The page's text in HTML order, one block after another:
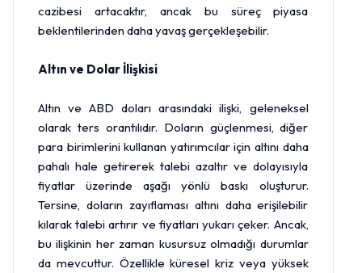
cazibesi artacaktır, ancak bu süreç piyasa
beklentilerinden daha yavaş gerçekleşebilir.
Altın ve Dolar İlişkisi
Altın ve ABD doları arasındaki ilişki, geleneksel
olarak ters orantılıdır. Doların güçlenmesi, diğer
para birimlerini kullanan yatırımcılar için altını daha
pahalı hale getirerek talebi azaltır ve dolayısıyla
fiyatlar üzerinde aşağı yönlü baskı oluşturur.
Tersine, doların zayıflaması altını daha erişilebilir
kılarak talebi artırır ve fiyatları yukarı çeker. Ancak,
bu ilişkinin her zaman kusursuz olmadığı durumlar
da mevcuttur. Özellikle küresel kriz veya yüksek